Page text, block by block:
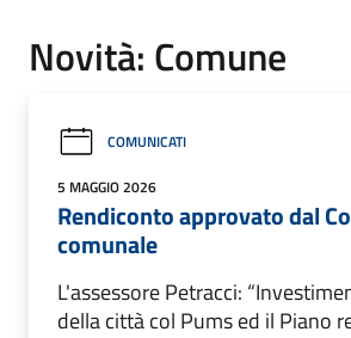
Novità: Comune
COMUNICATI
5 MAGGIO 2026
Rendiconto approvato dal
comunale
L'assessore Petracci:
della città col Pums ed il Piano